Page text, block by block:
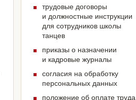
трудовые договоры
и должностные инструкции
для сотрудников школы
танцев
приказы о назначении
и кадровые журналы
согласия на обработку
персональных данных
положение об оплате труда